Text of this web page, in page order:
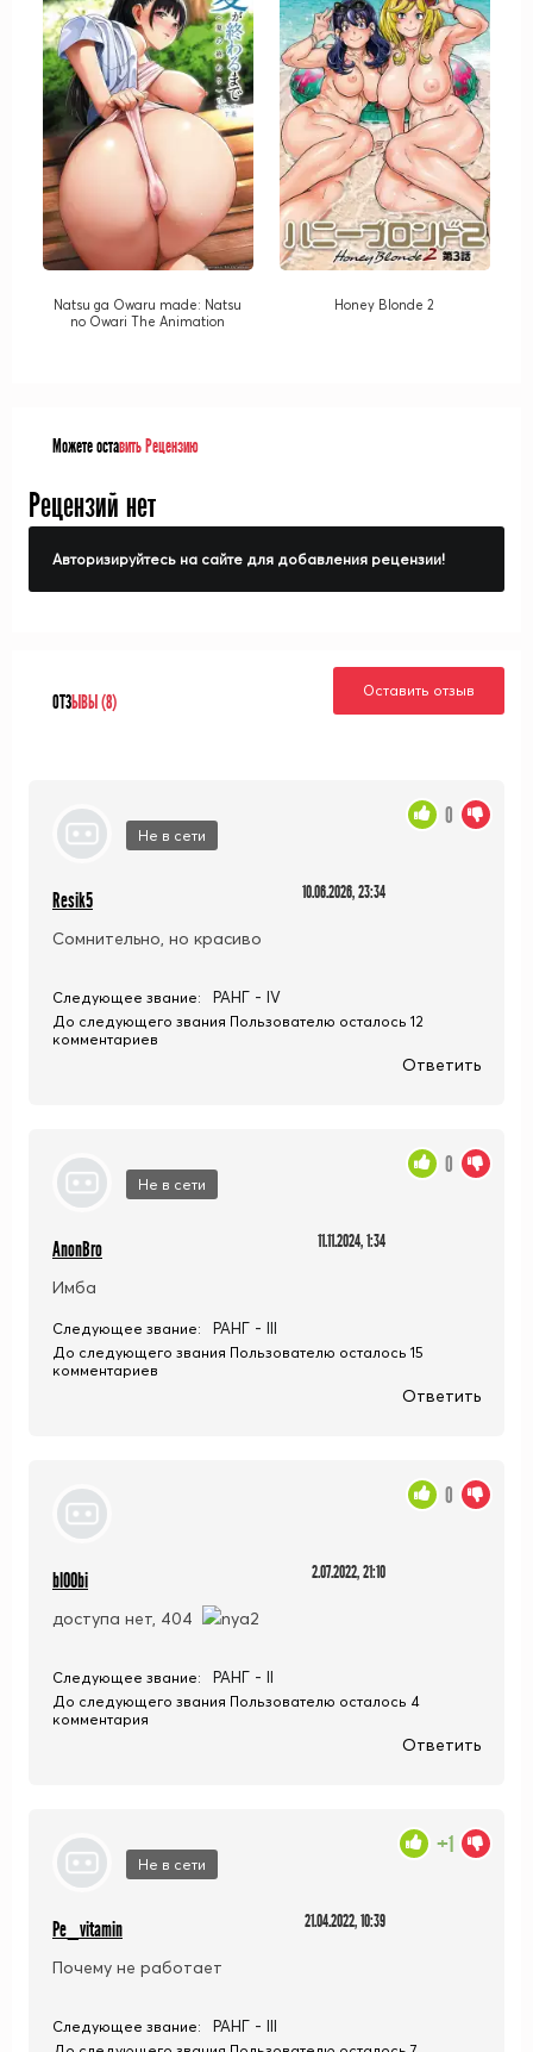
Natsu ga Owaru made: Natsu
no Owari The Animation
Honey Blonde 2
Можете оставить Рецензию
Рецензий нет
Авторизируйтесь на сайте для добавления рецензии!
ОТЗЫВЫ (8)
Оставить отзыв
Не в сети
Resik5 10.06.2026, 23:34
Сомнительно, но красиво
0
Следующее звание: РАНГ - IV
До следующего звания Пользователю осталось 12
комментариев
Ответить
Не в сети
AnonBro 11.11.2024, 1:34
Имба
0
Следующее звание: РАНГ - III
До следующего звания Пользователю осталось 15
комментариев
Ответить
bl00bi 2.07.2022, 21:10
доступа нет, 404
0
Следующее звание: РАНГ - II
До следующего звания Пользователю осталось 4
комментария
Ответить
Не в сети
Pe_vitamin 21.04.2022, 10:39
Почему не работает
+1
Следующее звание: РАНГ - III